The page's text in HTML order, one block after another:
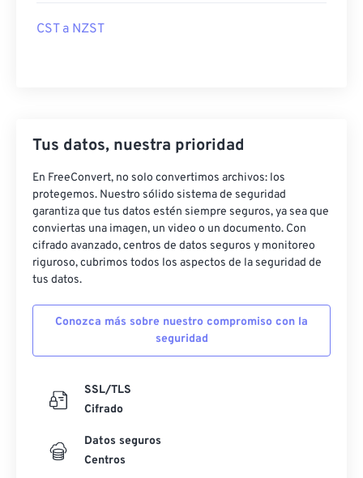
CST a NZST
Tus datos, nuestra prioridad
En FreeConvert, no solo convertimos archivos: los
protegemos. Nuestro sólido sistema de seguridad
garantiza que tus datos estén siempre seguros, ya sea que
conviertas una imagen, un video o un documento. Con
cifrado avanzado, centros de datos seguros y monitoreo
riguroso, cubrimos todos los aspectos de la seguridad de
tus datos.
Conozca más sobre nuestro compromiso con la
seguridad
SSL/TLS
Cifrado
Datos seguros
Centros